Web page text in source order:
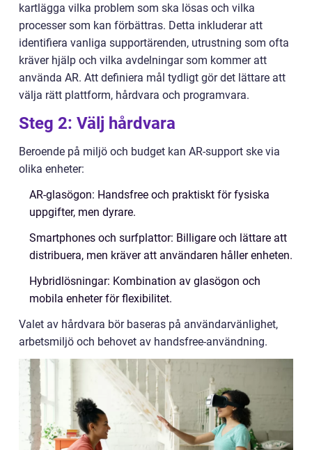
kartlägga vilka problem som ska lösas och vilka
processer som kan förbättras. Detta inkluderar att
identifiera vanliga supportärenden, utrustning som ofta
kräver hjälp och vilka avdelningar som kommer att
använda AR. Att definiera mål tydligt gör det lättare att
välja rätt plattform, hårdvara och programvara.
Steg 2: Välj hårdvara
Beroende på miljö och budget kan AR-support ske via
olika enheter:
AR-glasögon: Handsfree och praktiskt för fysiska
uppgifter, men dyrare.
Smartphones och surfplattor: Billigare och lättare att
distribuera, men kräver att användaren håller enheten.
Hybridlösningar: Kombination av glasögon och
mobila enheter för flexibilitet.
Valet av hårdvara bör baseras på användarvänlighet,
arbetsmiljö och behovet av handsfree-användning.